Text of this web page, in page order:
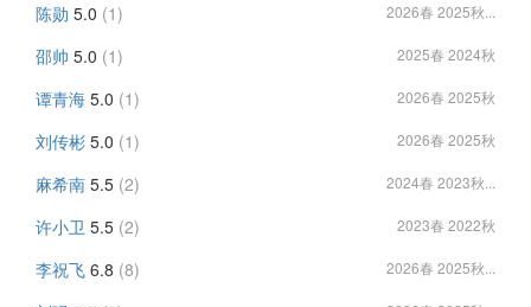
陈勋 5.0 (1) 2026春 2025秋...
邵帅 5.0 (1) 2025春 2024秋
谭青海 5.0 (1) 2026春 2025秋
刘传彬 5.0 (1) 2026春 2025秋
麻希南 5.5 (2) 2024春 2023秋...
许小卫 5.5 (2) 2023春 2022秋
李祝飞 6.8 (8) 2026春 2025秋...